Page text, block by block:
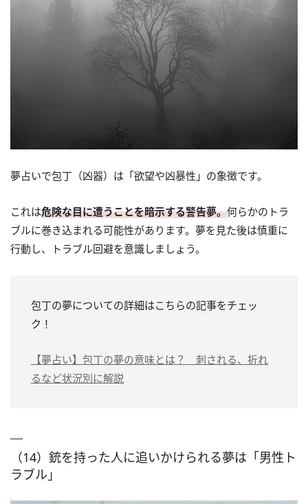
夢占いで包丁（凶器）は「欲望や凶暴性」の象徴です。
これは危険な目に遭うことを暗示する警告夢。何らかのトラ
ブルに巻き込まれる可能性があります。夢を見た後は慎重に
行動し、トラブル回避を意識しましょう。
包丁の夢についての詳細はこちらの記事をチェッ
ク！
【夢占い】包丁の夢の意味とは？ 刺される、折れ
るなど状況別に解説
（14）銃を持った人に追いかけられる夢は「男性ト
ラブル」